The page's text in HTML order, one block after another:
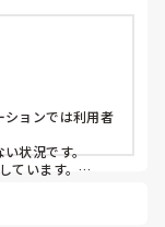
んですかね？
ョンでは利用者
状況です。
ています。